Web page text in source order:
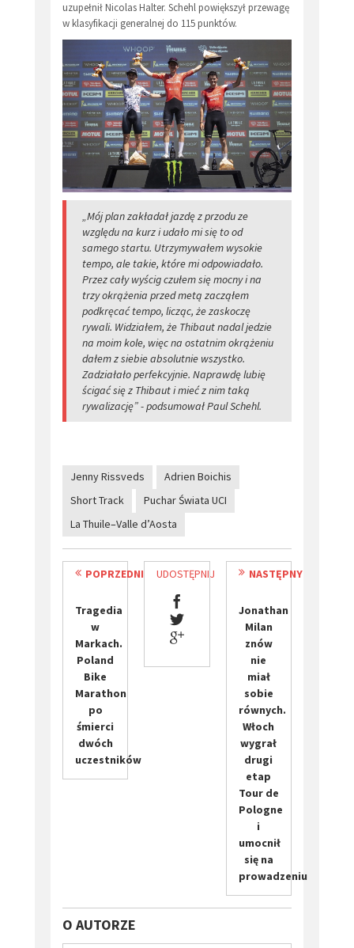
uzupełnił Nicolas Halter. Schehl powiększył przewagę
w klasyfikacji generalnej do 115 punktów.
„Mój plan zakładał jazdę z przodu ze
względu na kurz i udało mi się to od
samego startu. Utrzymywałem wysokie
tempo, ale takie, które mi odpowiadało.
Przez cały wyścig czułem się mocny i na
trzy okrążenia przed metą zacząłem
podkręcać tempo, licząc, że zaskoczę
rywali. Widziałem, że Thibaut nadal jedzie
na moim kole, więc na ostatnim okrążeniu
dałem z siebie absolutnie wszystko.
Zadziałało perfekcyjnie. Naprawdę lubię
ścigać się z Thibaut i mieć z nim taką
rywalizację” - podsumował Paul Schehl.
Jenny Rissveds
Adrien Boichis
Short Track
Puchar Świata UCI
La Thuile–Valle d’Aosta
POPRZEDNI
Tragedia
w
Markach.
Poland
Bike
Marathon
po
śmierci
dwóch
uczestników
UDOSTĘPNIJ
NASTĘPNY
Jonathan
Milan
znów
nie
miał
sobie
równych.
Włoch
wygrał
drugi
etap
Tour de
Pologne
i
umocnił
się na
prowadzeniu
O AUTORZE